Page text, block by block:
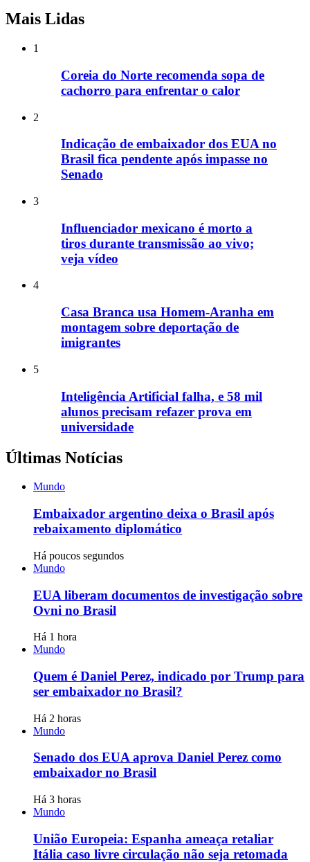
Mais Lidas
1
Coreia do Norte recomenda sopa de
cachorro para enfrentar o calor
2
Indicação de embaixador dos EUA no
Brasil fica pendente após impasse no
Senado
3
Influenciador mexicano é morto a
tiros durante transmissão ao vivo;
veja vídeo
4
Casa Branca usa Homem-Aranha em
montagem sobre deportação de
imigrantes
5
Inteligência Artificial falha, e 58 mil
alunos precisam refazer prova em
universidade
Últimas Notícias
Mundo
Embaixador argentino deixa o Brasil após
rebaixamento diplomático
Há poucos segundos
Mundo
EUA liberam documentos de investigação sobre
Ovni no Brasil
Há 1 hora
Mundo
Quem é Daniel Perez, indicado por Trump para
ser embaixador no Brasil?
Há 2 horas
Mundo
Senado dos EUA aprova Daniel Perez como
embaixador no Brasil
Há 3 horas
Mundo
União Europeia: Espanha ameaça retaliar
Itália caso livre circulação não seja retomada